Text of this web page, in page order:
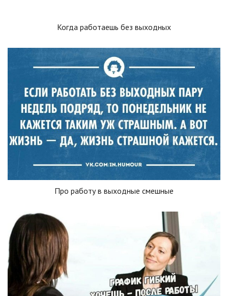
Когда работаешь без выходных
Про работу в выходные смешные